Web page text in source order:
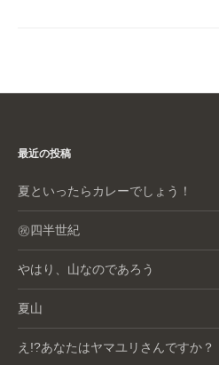
b
o
st a
最近の投稿
夏といったらカレーでしょう！
㊗️四半世紀
やはり、山なのであろう
夏山
え!?あなたはヤマユリさんですか？